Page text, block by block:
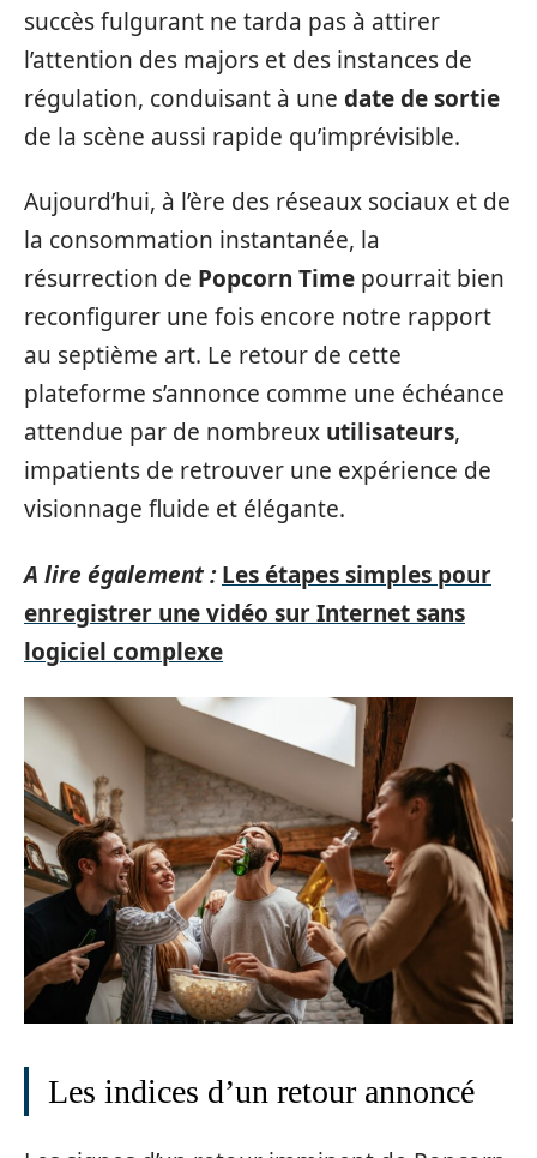
succès fulgurant ne tarda pas à attirer
l’attention des majors et des instances de
régulation, conduisant à une date de sortie
de la scène aussi rapide qu’imprévisible.
Aujourd’hui, à l’ère des réseaux sociaux et de
la consommation instantanée, la
résurrection de Popcorn Time pourrait bien
reconfigurer une fois encore notre rapport
au septième art. Le retour de cette
plateforme s’annonce comme une échéance
attendue par de nombreux utilisateurs,
impatients de retrouver une expérience de
visionnage fluide et élégante.
A lire également : Les étapes simples pour
enregistrer une vidéo sur Internet sans
logiciel complexe
Les indices d’un retour annoncé